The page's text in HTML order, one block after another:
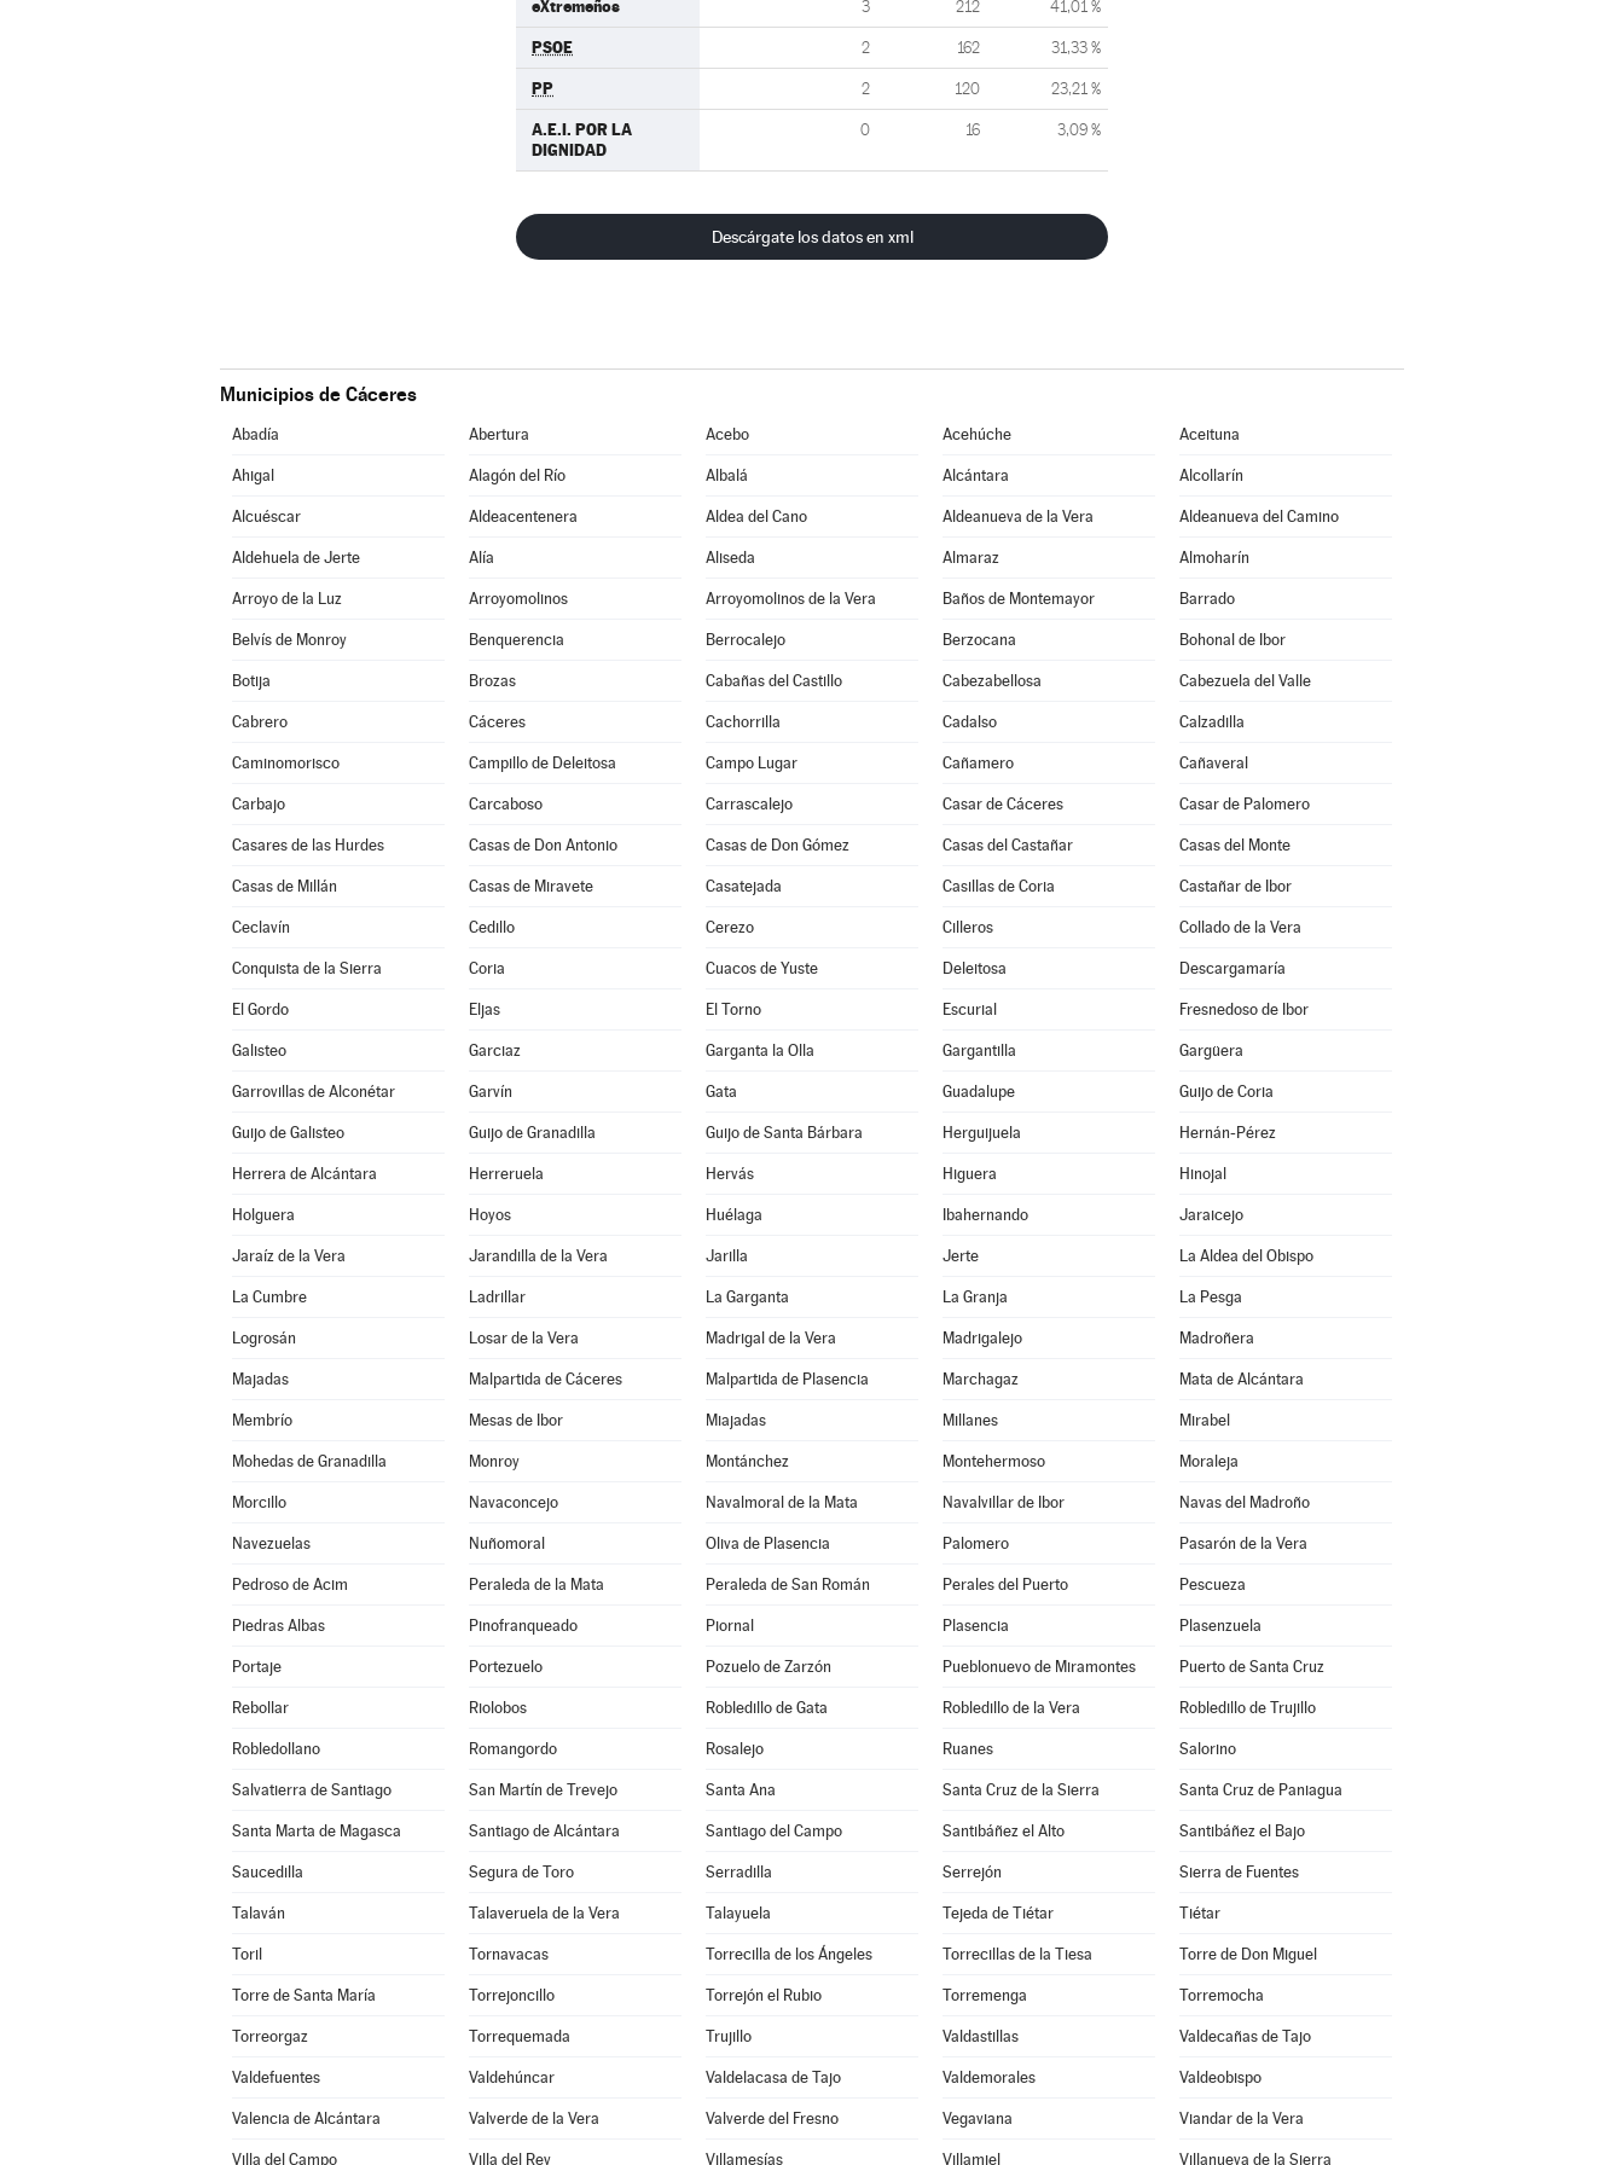
eXtremeños 3 212 41,01 %
PSOE 2 162 31,33 %
PP 2 120 23,21 %
A.E.I. POR LA
DIGNIDAD
0 16 3,09 %
Descárgate los datos en xml
Municipios de Cáceres
Abadía Abertura Acebo Acehúche Aceituna
Ahigal Alagón del Río Albalá Alcántara Alcollarín
Alcuéscar Aldeacentenera Aldea del Cano Aldeanueva de la Vera Aldeanueva del Camino
Aldehuela de Jerte Alía Aliseda Almaraz Almoharín
Arroyo de la Luz Arroyomolinos Arroyomolinos de la Vera Baños de Montemayor Barrado
Belvís de Monroy Benquerencia Berrocalejo Berzocana Bohonal de Ibor
Botija Brozas Cabañas del Castillo Cabezabellosa Cabezuela del Valle
Cabrero Cáceres Cachorrilla Cadalso Calzadilla
Caminomorisco Campillo de Deleitosa Campo Lugar Cañamero Cañaveral
Carbajo Carcaboso Carrascalejo Casar de Cáceres Casar de Palomero
Casares de las Hurdes Casas de Don Antonio Casas de Don Gómez Casas del Castañar Casas del Monte
Casas de Millán Casas de Miravete Casatejada Casillas de Coria Castañar de Ibor
Ceclavín Cedillo Cerezo Cilleros Collado de la Vera
Conquista de la Sierra Coria Cuacos de Yuste Deleitosa Descargamaría
El Gordo Eljas El Torno Escurial Fresnedoso de Ibor
Galisteo Garciaz Garganta la Olla Gargantilla Gargüera
Garrovillas de Alconétar Garvín Gata Guadalupe Guijo de Coria
Guijo de Galisteo Guijo de Granadilla Guijo de Santa Bárbara Herguijuela Hernán-Pérez
Herrera de Alcántara Herreruela Hervás Higuera Hinojal
Holguera Hoyos Huélaga Ibahernando Jaraicejo
Jaraíz de la Vera Jarandilla de la Vera Jarilla Jerte La Aldea del Obispo
La Cumbre Ladrillar La Garganta La Granja La Pesga
Logrosán Losar de la Vera Madrigal de la Vera Madrigalejo Madroñera
Majadas Malpartida de Cáceres Malpartida de Plasencia Marchagaz Mata de Alcántara
Membrío Mesas de Ibor Miajadas Millanes Mirabel
Mohedas de Granadilla Monroy Montánchez Montehermoso Moraleja
Morcillo Navaconcejo Navalmoral de la Mata Navalvillar de Ibor Navas del Madroño
Navezuelas Nuñomoral Oliva de Plasencia Palomero Pasarón de la Vera
Pedroso de Acim Peraleda de la Mata Peraleda de San Román Perales del Puerto Pescueza
Piedras Albas Pinofranqueado Piornal Plasencia Plasenzuela
Portaje Portezuelo Pozuelo de Zarzón Pueblonuevo de Miramontes Puerto de Santa Cruz
Rebollar Riolobos Robledillo de Gata Robledillo de la Vera Robledillo de Trujillo
Robledollano Romangordo Rosalejo Ruanes Salorino
Salvatierra de Santiago San Martín de Trevejo Santa Ana Santa Cruz de la Sierra Santa Cruz de Paniagua
Santa Marta de Magasca Santiago de Alcántara Santiago del Campo Santibáñez el Alto Santibáñez el Bajo
Saucedilla Segura de Toro Serradilla Serrejón Sierra de Fuentes
Talaván Talaveruela de la Vera Talayuela Tejeda de Tiétar Tiétar
Toril Tornavacas Torrecilla de los Ángeles Torrecillas de la Tiesa Torre de Don Miguel
Torre de Santa María Torrejoncillo Torrejón el Rubio Torremenga Torremocha
Torreorgaz Torrequemada Trujillo Valdastillas Valdecañas de Tajo
Valdefuentes Valdehúncar Valdelacasa de Tajo Valdemorales Valdeobispo
Valencia de Alcántara Valverde de la Vera Valverde del Fresno Vegaviana Viandar de la Vera
Villa del Campo Villa del Rey Villamesías Villamiel Villanueva de la Sierra